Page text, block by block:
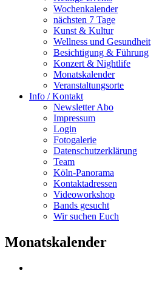
Wochenkalender
nächsten 7 Tage
Kunst & Kultur
Wellness und Gesundheit
Besichtigung & Führung
Konzert & Nightlife
Monatskalender
Veranstaltungsorte
Info / Kontakt
Newsletter Abo
Impressum
Login
Fotogalerie
Datenschutzerklärung
Team
Köln-Panorama
Kontaktadressen
Videoworkshop
Bands gesucht
Wir suchen Euch
Monatskalender